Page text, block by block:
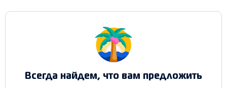
Всегда найдем, что вам предложить